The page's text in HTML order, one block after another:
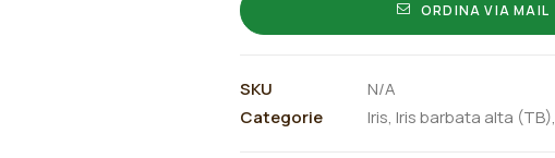
ORDINA VIA MAIL
SKU
N/A
Categorie
Iris, Iris barbata alta (TB),